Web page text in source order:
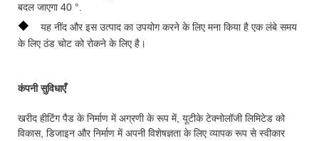
बदल जाएगा 40 °.
◆
यह नींद और इस उत्पाद का उपयोग करने के लिए मना किया है एक लंबे समय
के लिए ठंड चोट को रोकने के लिए है।
कंपनी सुविधाएँ
खरीद हीटिंग पैड के निर्माण में अग्रणी के रूप में, यूटीके टेक्नोलॉजी लिमिटेड को
विकास, डिजाइन और निर्माण में अपनी विशेषज्ञता के लिए व्यापक रूप से स्वीकार